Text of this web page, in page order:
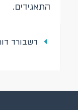
התאגידים.
דשבורד